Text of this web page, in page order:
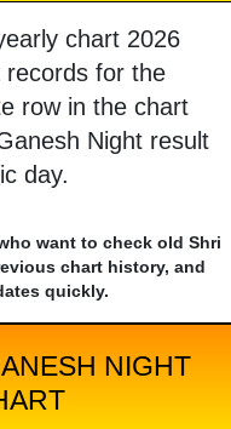
chart 2026
records for the
row in the chart
Night result
day.
want to check old Shri
chart history, and
quickly.
NIGHT